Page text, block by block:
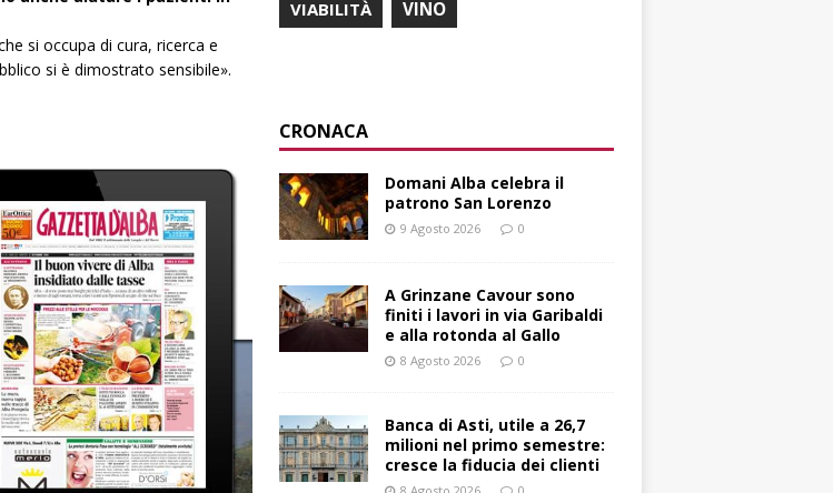
si occupa di cura, ricerca e
si è dimostrato sensibile».
VIABILITÀ VINO
CRONACA
Domani Alba celebra il
patrono San Lorenzo
9 Agosto 2026 0
A Grinzane Cavour sono
finiti i lavori in via Garibaldi
e alla rotonda al Gallo
8 Agosto 2026 0
Banca di Asti, utile a 26,7
milioni nel primo semestre:
cresce la fiducia dei clienti